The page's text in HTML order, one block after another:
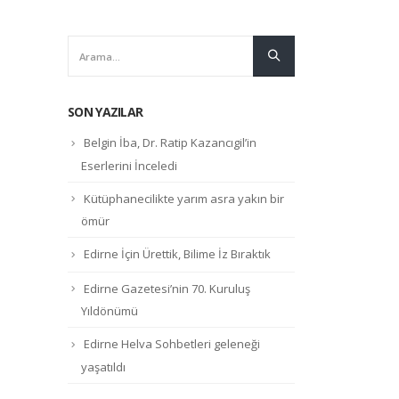
SON YAZILAR
Belgin İba, Dr. Ratip Kazancıgil’in
Eserlerini İnceledi
Kütüphanecilikte yarım asra yakın bir
ömür
Edirne İçin Ürettik, Bilime İz Bıraktık
Edirne Gazetesi’nin 70. Kuruluş
Yıldönümü
Edirne Helva Sohbetleri geleneği
yaşatıldı